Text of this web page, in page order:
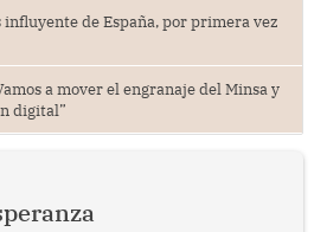
influyente de España, por primera vez
a mover el engranaje del Minsa y
digital”